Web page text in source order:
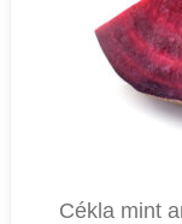
Cékla mint